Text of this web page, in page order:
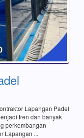
Lapangan Padel
tren dan banyak
perkembangan
Lapangan ...